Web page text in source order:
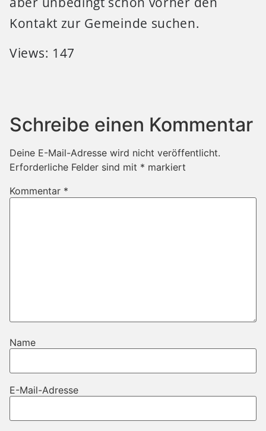
Kontakt zur Gemeinde suchen.
Views: 147
Schreibe einen Kommentar
Deine E-Mail-Adresse wird nicht veröffentlicht.
Erforderliche Felder sind mit * markiert
Kommentar *
Name
E-Mail-Adresse